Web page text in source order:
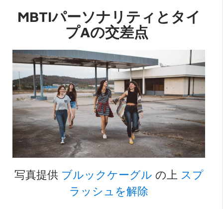
MBTIパーソナリティとタイ
プAの交差点
写真提供 ブルックケーグル の上 スプ
ラッシュを解除